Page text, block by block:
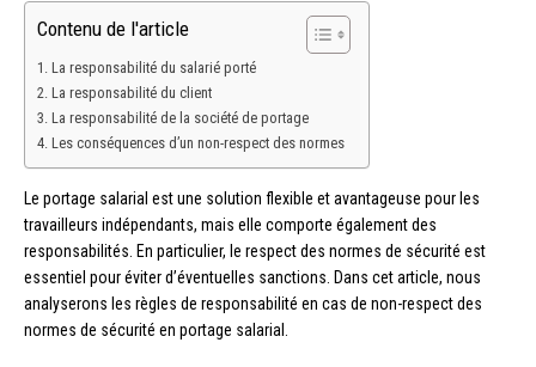
Contenu de l'article
La responsabilité du salarié porté
La responsabilité du client
La responsabilité de la société de portage
Les conséquences d’un non-respect des normes
Le portage salarial est une solution flexible et avantageuse pour les
travailleurs indépendants, mais elle comporte également des
responsabilités. En particulier, le respect des normes de sécurité est
essentiel pour éviter d’éventuelles sanctions. Dans cet article, nous
analyserons les règles de responsabilité en cas de non-respect des
normes de sécurité en portage salarial.